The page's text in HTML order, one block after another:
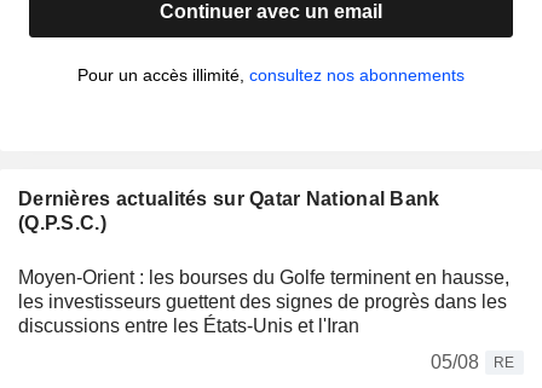
Continuer avec un email
Pour un accès illimité, consultez nos abonnements
Dernières actualités sur Qatar National Bank
(Q.P.S.C.)
Moyen-Orient : les bourses du Golfe terminent en hausse,
les investisseurs guettent des signes de progrès dans les
discussions entre les États-Unis et l'Iran
05/08
RE